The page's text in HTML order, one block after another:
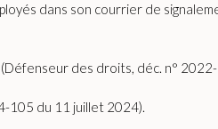
dans son courrier de
des droits, déc. n°
105 du 11 juillet 2024).